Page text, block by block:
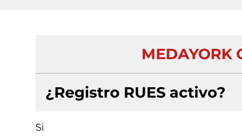
MEDAYORK
¿Registro RUES activo?
Si